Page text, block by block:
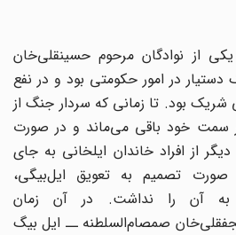
از نوادگان مرحوم حسینقلیخان
در امور حکومتی بود و در نفع
بود. تا زمانی که سردار جنگ از
خود باقی میماند و در صورت
از افراد خاندان ایلخانی به جای
تصمیم به تعویق ایلبیگی،
را نداشت. در آن زمان
خان صمصامالسلطنه ــ ایل بیگ